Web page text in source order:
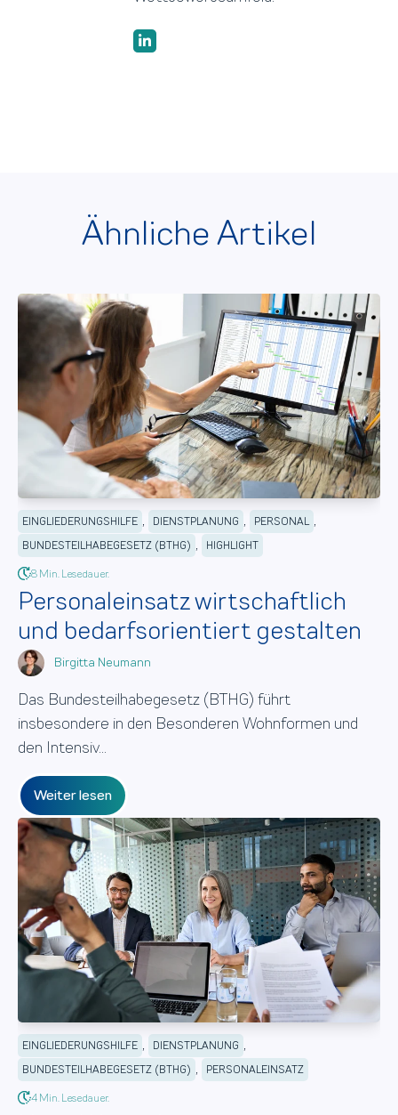
Ähnliche Artikel
EINGLIEDERUNGSHILFE , DIENSTPLANUNG , PERSONAL ,
BUNDESTEILHABEGESETZ (BTHG) , HIGHLIGHT
8 Min. Lesedauer.
Personaleinsatz wirtschaftlich
und bedarfsorientiert gestalten
Birgitta Neumann
Das Bundesteilhabegesetz (BTHG) führt
insbesondere in den Besonderen Wohnformen und
den Intensiv...
Weiter lesen
EINGLIEDERUNGSHILFE , DIENSTPLANUNG ,
BUNDESTEILHABEGESETZ (BTHG) , PERSONALEINSATZ
4 Min. Lesedauer.